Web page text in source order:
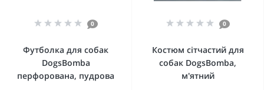
0
Футболка для собак
DogsBomba
перфорована, пудрова
0
Костюм сітчастий для
собак DogsBomba,
м'ятний